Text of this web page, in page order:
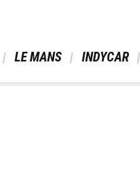
LE MANS INDYCAR